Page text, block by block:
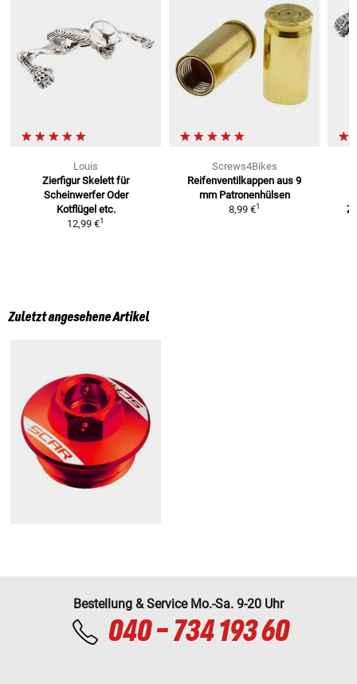
Louis
Zierfigur Skelett für
Scheinwerfer Oder
Kotflügel etc.
12,99 €1
Screws4Bikes
Reifenventilkappen aus 9
mm Patronenhülsen
8,99 €1
Zuletzt angesehene Artikel
Bestellung & Service Mo.-Sa. 9-20 Uhr
040 - 734 193 60